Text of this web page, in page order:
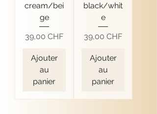
cream/bei
ge
Prix
39,00 CHF
Ajouter
au
panier
black/whit
e
Prix
39,00 CHF
Ajouter
au
panier